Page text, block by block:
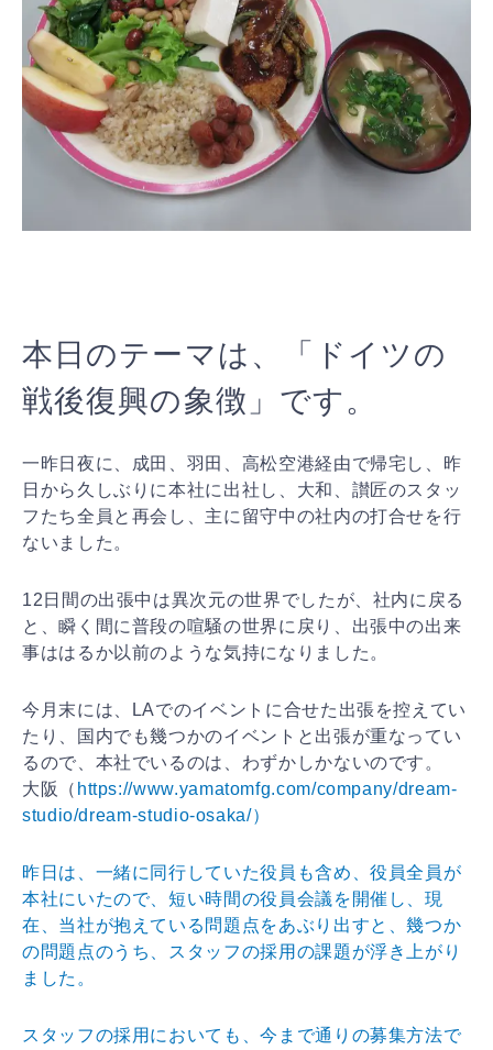
本日のテーマは、「ドイツの
戦後復興の象徴」です。
一昨日夜に、成田、羽田、高松空港経由で帰宅し、昨
日から久しぶりに本社に出社し、大和、讃匠のスタッ
フたち全員と再会し、主に留守中の社内の打合せを行
ないました。
12日間の出張中は異次元の世界でしたが、社内に戻る
と、瞬く間に普段の喧騒の世界に戻り、出張中の出来
事ははるか以前のような気持になりました。
今月末には、LAでのイベントに合せた出張を控えてい
たり、国内でも幾つかのイベントと出張が重なってい
るので、本社でいるのは、わずかしかないのです。
大阪（ https://www.yamatomfg.com/company/dream-
studio/dream-studio-osaka/）
昨日は、一緒に同行していた役員も含め、役員全員が
本社にいたので、短い時間の役員会議を開催し、現
在、当社が抱えている問題点をあぶり出すと、幾つか
の問題点のうち、スタッフの採用の課題が浮き上がり
ました。
スタッフの採用においても、今まで通りの募集方法で